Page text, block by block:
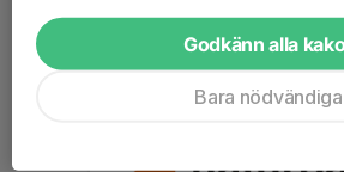
Godkänn alla
Bara nödvändiga